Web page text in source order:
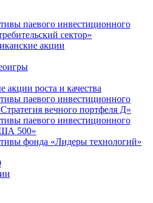
паевого инвестиционного
сектор»
акции
роста и качества
паевого инвестиционного
вечного портфеля Д»
паевого инвестиционного
500»
фонда «Лидеры технологий»